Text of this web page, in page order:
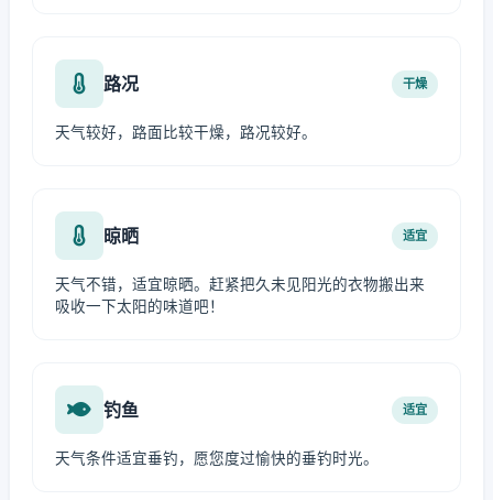
路况 干燥
天气较好，路面比较干燥，路况较好。
晾晒 适宜
天气不错，适宜晾晒。赶紧把久未见阳光的衣物搬出来
吸收一下太阳的味道吧！
钓鱼 适宜
天气条件适宜垂钓，愿您度过愉快的垂钓时光。